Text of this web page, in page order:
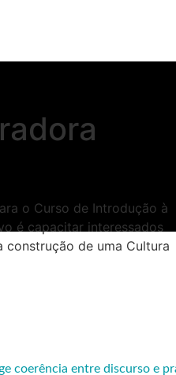
o Curso de Introdução à
é capacitar interessados
construção de uma Cultura